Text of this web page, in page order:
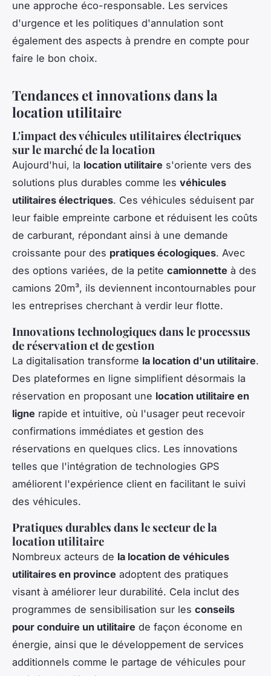
une approche éco-responsable. Les services
d'urgence et les politiques d'annulation sont
également des aspects à prendre en compte pour
faire le bon choix.
Tendances et innovations dans la
location utilitaire
L'impact des véhicules utilitaires électriques
sur le marché de la location
Aujourd'hui, la location utilitaire s'oriente vers des
solutions plus durables comme les véhicules
utilitaires électriques. Ces véhicules séduisent par
leur faible empreinte carbone et réduisent les coûts
de carburant, répondant ainsi à une demande
croissante pour des pratiques écologiques. Avec
des options variées, de la petite camionnette à des
camions 20m³, ils deviennent incontournables pour
les entreprises cherchant à verdir leur flotte.
Innovations technologiques dans le processus
de réservation et de gestion
La digitalisation transforme la location d'un utilitaire.
Des plateformes en ligne simplifient désormais la
réservation en proposant une location utilitaire en
ligne rapide et intuitive, où l'usager peut recevoir
confirmations immédiates et gestion des
réservations en quelques clics. Les innovations
telles que l'intégration de technologies GPS
améliorent l'expérience client en facilitant le suivi
des véhicules.
Pratiques durables dans le secteur de la
location utilitaire
Nombreux acteurs de la location de véhicules
utilitaires en province adoptent des pratiques
visant à améliorer leur durabilité. Cela inclut des
programmes de sensibilisation sur les conseils
pour conduire un utilitaire de façon économe en
énergie, ainsi que le développement de services
additionnels comme le partage de véhicules pour